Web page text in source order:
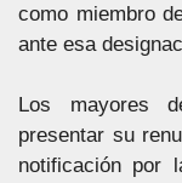
como miembro
ante esa
Los mayores
presentar su
notificación por